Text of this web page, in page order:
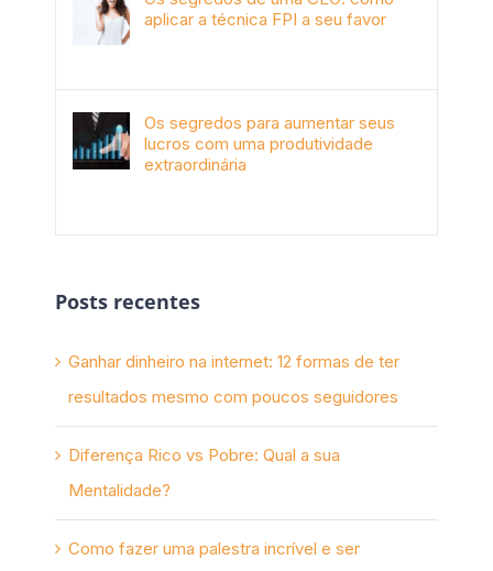
aplicar a técnica FPI a seu favor
Os segredos para aumentar seus
lucros com uma produtividade
extraordinária
Posts recentes
Ganhar dinheiro na internet: 12 formas de ter
resultados mesmo com poucos seguidores
Diferença Rico vs Pobre: Qual a sua
Mentalidade?
Como fazer uma palestra incrível e ser